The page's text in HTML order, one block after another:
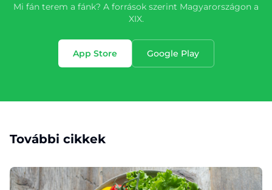
Mi fán terem a fánk? A források szerint Magyarországon a
XIX.
App Store Google Play
További cikkek